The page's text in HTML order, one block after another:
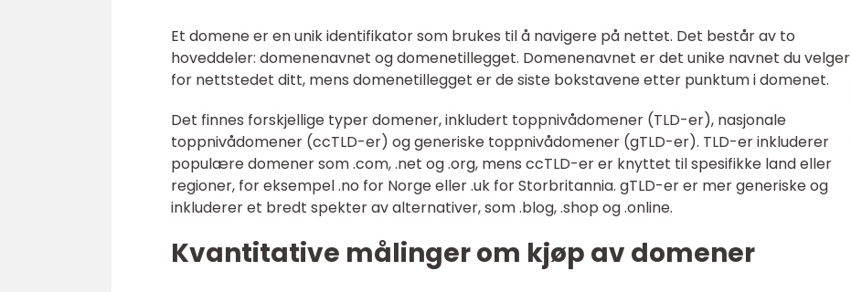
Et domene er en unik identifikator som brukes til å navigere på nettet. Det består av to
hoveddeler: domenenavnet og domenetillegget. Domenenavnet er det unike navnet du velger
for nettstedet ditt, mens domenetillegget er de siste bokstavene etter punktum i domenet.
Det finnes forskjellige typer domener, inkludert toppnivådomener (TLD-er), nasjonale
toppnivådomener (ccTLD-er) og generiske toppnivådomener (gTLD-er). TLD-er inkluderer
populære domener som .com, .net og .org, mens ccTLD-er er knyttet til spesifikke land eller
regioner, for eksempel .no for Norge eller .uk for Storbritannia. gTLD-er er mer generiske og
inkluderer et bredt spekter av alternativer, som .blog, .shop og .online.
Kvantitative målinger om kjøp av domener